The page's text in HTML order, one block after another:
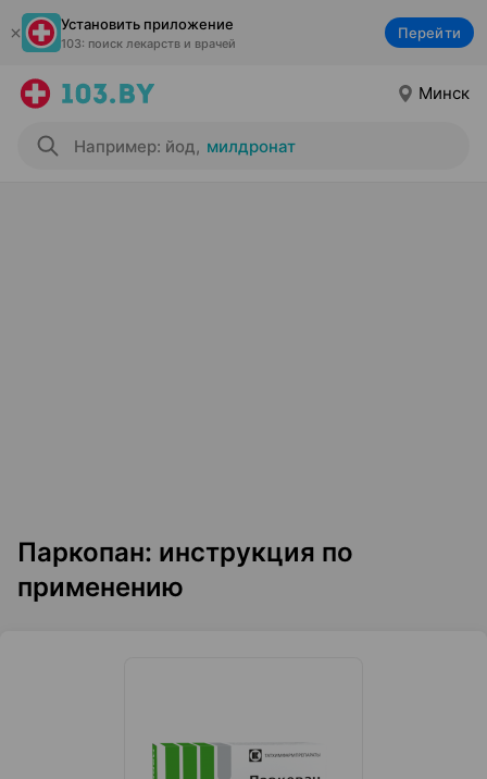
Установить приложение
103: поиск лекарств и врачей
Перейти
Минск
Например: йод, милдронат
Паркопан: инструкция по
применению